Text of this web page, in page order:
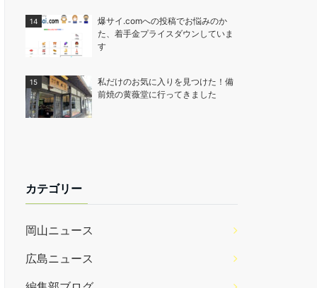
爆サイ.comへの投稿でお悩みのか
た、着手金プライスダウンしていま
す
私だけのお気に入りを見つけた！備
前焼の黄薇堂に行ってきました
カテゴリー
岡山ニュース
広島ニュース